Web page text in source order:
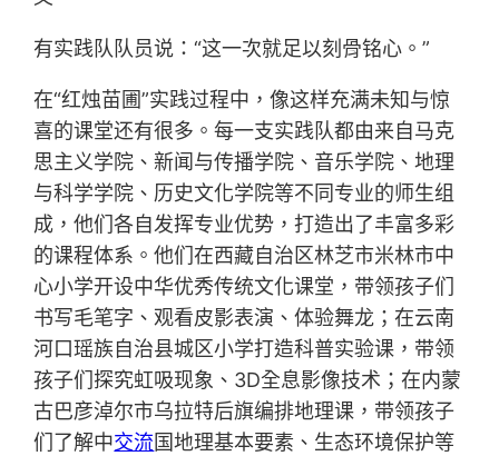
有实践队队员说：“这一次就足以刻骨铭心。”
在“红烛苗圃”实践过程中，像这样充满未知与惊
喜的课堂还有很多。每一支实践队都由来自马克
思主义学院、新闻与传播学院、音乐学院、地理
与科学学院、历史文化学院等不同专业的师生组
成，他们各自发挥专业优势，打造出了丰富多彩
的课程体系。他们在西藏自治区林芝市米林市中
心小学开设中华优秀传统文化课堂，带领孩子们
书写毛笔字、观看皮影表演、体验舞龙；在云南
河口瑶族自治县城区小学打造科普实验课，带领
孩子们探究虹吸现象、3D全息影像技术；在内蒙
古巴彦淖尔市乌拉特后旗编排地理课，带领孩子
们了解中交流国地理基本要素、生态环境保护等